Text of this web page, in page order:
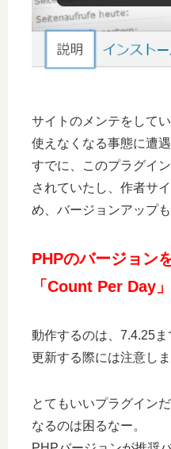
サイトのメンテをして
使えなくなる事態に遭遇
すでに、このプラグイ
されていたし、作者サ
め、バージョンアップも
PHPのバージョン
「Count Per Day
動作するのは、7.4.25ま
更新する際には注意しま
とてもいいプラグイン
なるのは困るなー。